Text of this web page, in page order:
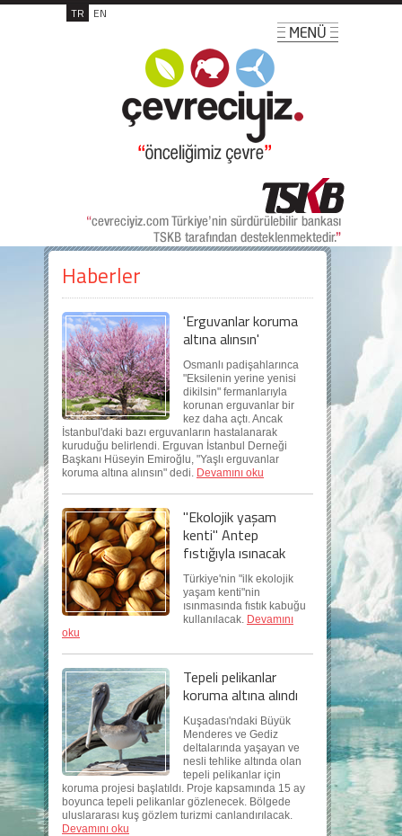
TR EN
Haberler
'Erguvanlar koruma
altına alınsın'
Osmanlı padişahlarınca
"Eksilenin yerine yenisi
dikilsin" fermanlarıyla
korunan erguvanlar bir
kez daha açtı. Ancak
İstanbul'daki bazı erguvanların hastalanarak
kuruduğu belirlendi. Erguvan İstanbul Derneği
Başkanı Hüseyin Emiroğlu, "Yaşlı erguvanlar
koruma altına alınsın" dedi. Devamını oku
"Ekolojik yaşam
kenti" Antep
fıstığıyla ısınacak
Türkiye'nin "ilk ekolojik
yaşam kenti"nin
ısınmasında fıstık kabuğu
kullanılacak. Devamını
oku
Tepeli pelikanlar
koruma altına alındı
Kuşadası'ndaki Büyük
Menderes ve Gediz
deltalarında yaşayan ve
nesli tehlike altında olan
tepeli pelikanlar için
koruma projesi başlatıldı. Proje kapsamında 15 ay
boyunca tepeli pelikanlar gözlenecek. Bölgede
uluslararası kuş gözlem turizmi canlandırılacak.
Devamını oku